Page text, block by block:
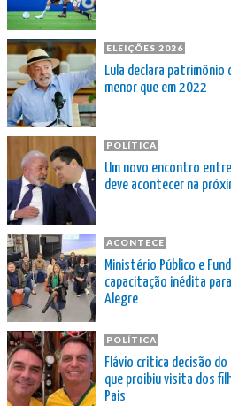
ELEIÇÕES 2026
Lula declara patrimônio
menor que em 2022
POLÍTICA
Um novo encontro
deve acontecer na
ACONTECE
Ministério Público e
capacitação inédita
Alegre
POLÍTICA
Flávio critica decisão
que proibiu visita dos
Pais